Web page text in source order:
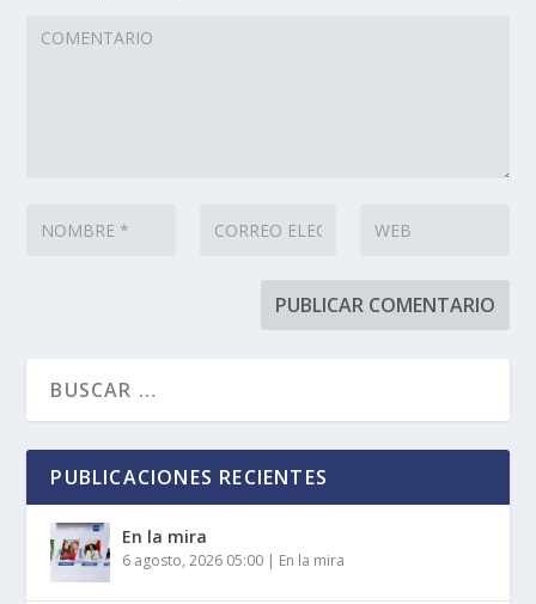
PUBLICACIONES RECIENTES
En la mira
6 agosto, 2026 05:00 En la mira